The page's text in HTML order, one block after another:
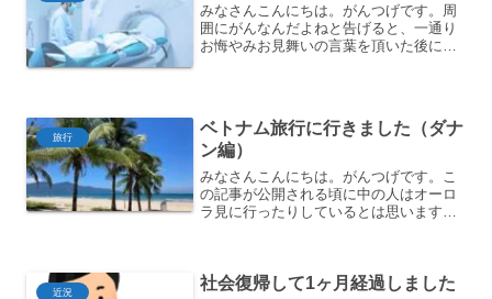
みなさんこんにちは。がんつげです。周
囲にがんなんだよねと告げると、一通り
お悔やみお見舞いの言葉を頂いた後にス
医者から告知を受ける段階...
旅行
ベトナム旅行に行きました（ダナ
ン編）
みなさんこんにちは。がんつげです。こ
の記事が公開される頃に中の人はオーロ
ラ見に行ったりしているとは思います
うべくベトナムに行ってきまし...
近況 社会復帰して1ヶ月経過しました